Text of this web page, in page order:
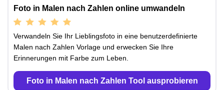
Foto in Malen nach Zahlen online umwandeln
Verwandeln Sie Ihr Lieblingsfoto in eine benutzerdefinierte
Malen nach Zahlen Vorlage und erwecken Sie Ihre
Erinnerungen mit Farbe zum Leben.
Foto in Malen nach Zahlen Tool ausprobieren